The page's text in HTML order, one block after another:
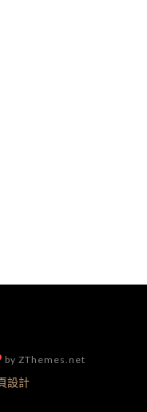
by ZThemes.net
設計